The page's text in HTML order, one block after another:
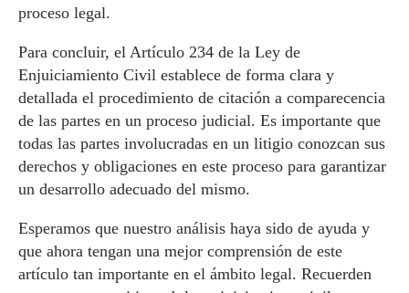
proceso legal.
Para concluir, el Artículo 234 de la Ley de
Enjuiciamiento Civil establece de forma clara y
detallada el procedimiento de citación a comparecencia
de las partes en un proceso judicial. Es importante que
todas las partes involucradas en un litigio conozcan sus
derechos y obligaciones en este proceso para garantizar
un desarrollo adecuado del mismo.
Esperamos que nuestro análisis haya sido de ayuda y
que ahora tengan una mejor comprensión de este
artículo tan importante en el ámbito legal. Recuerden